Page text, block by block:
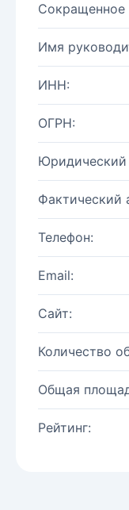
Сокращенное
Имя
ИНН:
ОГРН:
Юридический
Фактический
Телефон:
Email:
Сайт:
Количество
Общая
Рейтинг: